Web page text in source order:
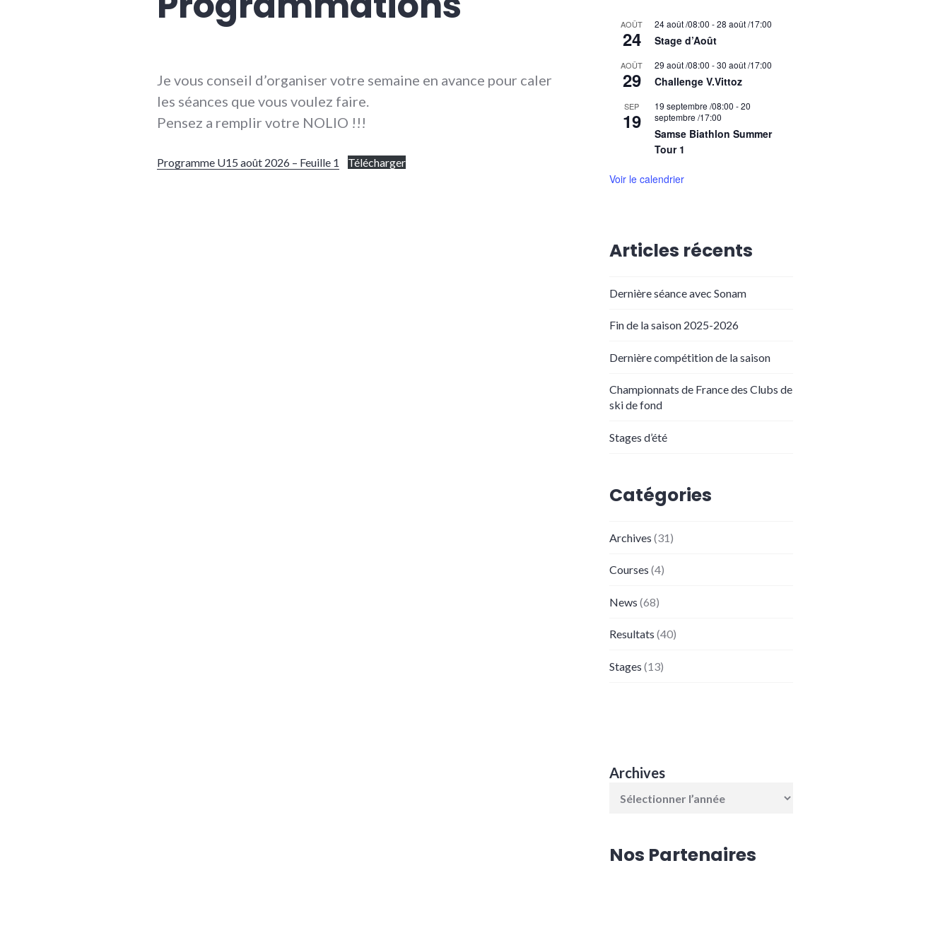
Je vous conseil d’organiser votre semaine en avance pour caler
les séances que vous voulez faire.
Pensez a remplir votre NOLIO !!!
Programme U15 août 2026 – Feuille 1 Télécharger
AOÛT
24
24 août /08:00 -28 août /17:00
Stage d’Août
AOÛT
29
29 août /08:00 -30 août /17:00
Challenge V.Vittoz
SEP
19
19 septembre /08:00 -20
septembre /17:00
Samse Biathlon Summer
Tour 1
Voir le calendrier
Articles récents
Dernière séance avec Sonam
Fin de la saison 2025-2026
Dernière compétition de la saison
Championnats de France des Clubs de
ski de fond
Stages d’été
Catégories
Archives (31)
Courses (4)
News (68)
Resultats (40)
Stages (13)
Archives
Nos Partenaires